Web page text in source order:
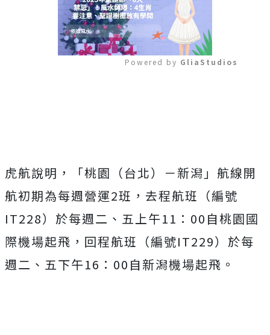
Powered by GliaStudios
虎航說明，「桃園（台北）－新潟」航線開
航初期為每週營運2班，去程航班（編號
IT228）於每週二、五上午11：00自桃園國
際機場起飛，回程航班（編號IT229）於每
週二、五下午16：00自新潟機場起飛。